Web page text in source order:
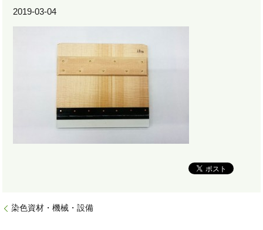
2019-03-04
染色資材・機械・設備